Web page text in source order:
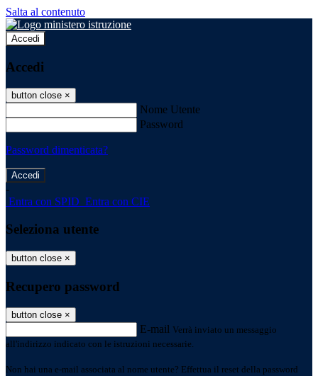
Salta al contenuto
Accedi
Accedi
button close ×
Nome Utente
Password
Password dimenticata?
-
Entra con SPID Entra con CIE
Seleziona utente
button close ×
Recupero password
button close ×
E-mail Verrà inviato un messaggio
all'indirizzo indicato con le istruzioni necessarie.
Non hai una e-mail associata al nome utente? Effettua il reset della password